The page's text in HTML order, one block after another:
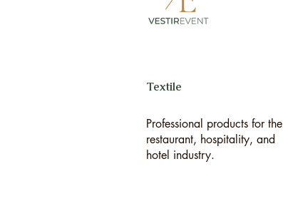
Textile
Professional products for the
restaurant, hospitality, and
hotel industry.